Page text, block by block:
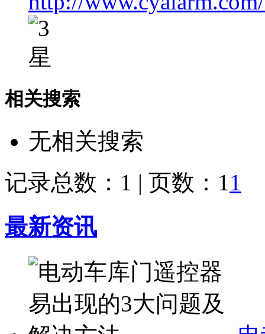
相关搜索
无相关搜索
记录总数：1 | 页数：11
最新资讯